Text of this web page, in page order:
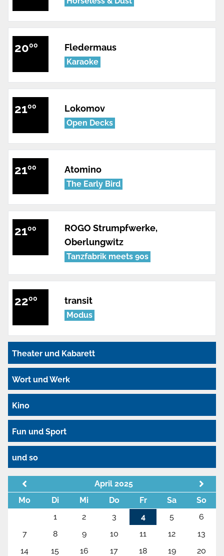
2000 Fledermaus
Karaoke
2100 Lokomov
Open Decks
2100 Atomino
The Early Bird
2100
ROGO Strumpfwerke,
Oberlungwitz
Tanzfabrik meets 90s
2200 transit
Modus
Theater und Kabarett
Wort und Werk
Kino
Fun und Sport
und so
April 2025
Mo
Di Mi Do Fr Sa
So
1
2 3 4 5
6
7
8 9 10 11 12
13
14
15 16 17 18 19
20